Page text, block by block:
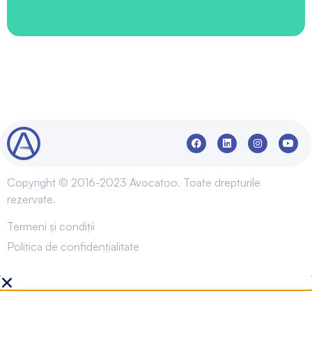
Copyright © 2016-2023 Avocatoo. Toate drepturile
rezervate.
Termeni și condiții
Politica de confidențialitate